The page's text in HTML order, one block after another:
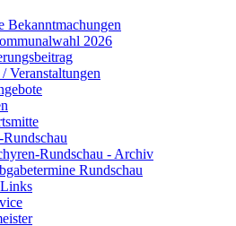
Bekanntmachungen
2026
Veranstaltungen
Rundschau - Archiv
Rundschau